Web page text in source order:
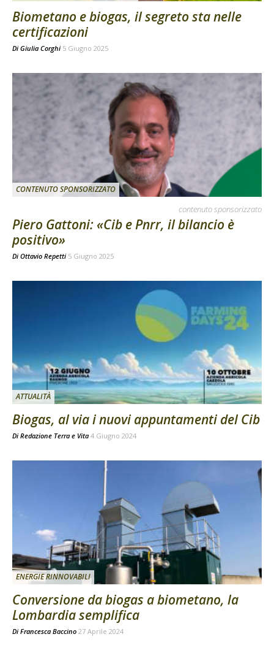
Biometano e biogas, il segreto sta nelle
certificazioni
Di Giulia Corghi 5 Giugno 2025
CONTENUTO SPONSORIZZATO
contenuto sponsorizzato
Piero Gattoni: «Cib e Pnrr, il bilancio è
positivo»
Di Ottavio Repetti 5 Giugno 2025
ATTUALITÀ
Biogas, al via i nuovi appuntamenti del Cib
Di Redazione Terra e Vita 4 Giugno 2024
ENERGIE RINNOVABILI
Conversione da biogas a biometano, la
Lombardia semplifica
Di Francesca Baccino 27 Aprile 2024